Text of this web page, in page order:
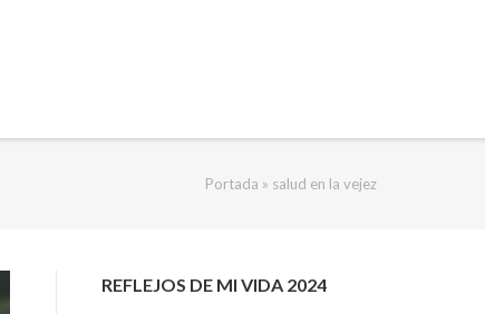
Portada » salud en la vejez
REFLEJOS DE MI VIDA 2024